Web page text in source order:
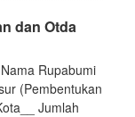
dan Otda
Rupabumi
(Pembentukan
Jumlah